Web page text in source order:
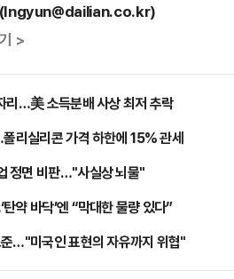
(Ingyun@dailian.co.kr)
>
리…美 소득분배 사상 최저 추락
리실리콘 가격 하한에 15% 관세
정면 비판…"사실상 뇌물"
약 바닥’엔 “막대한 물량 있다”
…"미국인 표현의 자유까지 위협"